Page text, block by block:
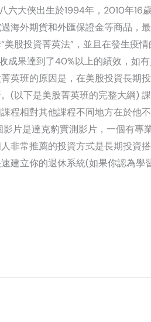
大俠出生於1994年，2010年16
海外期貨和外匯保證金等商品，
股投資菁英法”，並且在發生疫
成果達到了40%以上的績效，如
英班的原因是，在美股投資長期
(以下是美股菁英班的完整大綱)
程相對其他課程不同地方在於他
片是達克豹實測影片，一個有
非常推薦的投資方式是長期投資
建立你的退休系統(如果你認為